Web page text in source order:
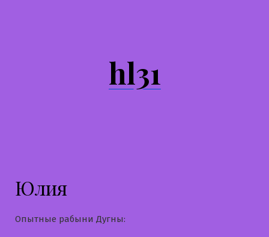
hl31
Юлия
Опытные рабыни Дугны: